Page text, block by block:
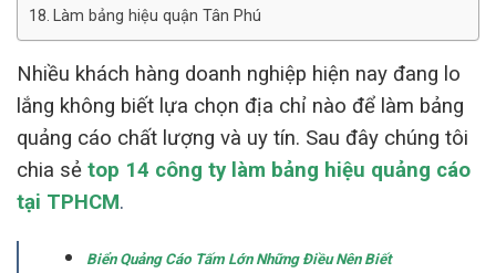
Làm bảng hiệu quận Tân Phú
Nhiều khách hàng doanh nghiệp hiện nay đang lo
lắng không biết lựa chọn địa chỉ nào để làm bảng
quảng cáo chất lượng và uy tín. Sau đây chúng tôi
chia sẻ top 14 công ty làm bảng hiệu quảng cáo
tại TPHCM.
Biển Quảng Cáo Tấm Lớn Những Điều Nên Biết